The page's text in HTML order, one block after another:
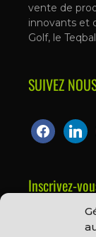
vente de
innovants et
Golf, le
SUIVEZ
Inscrivez-
Prénom ou